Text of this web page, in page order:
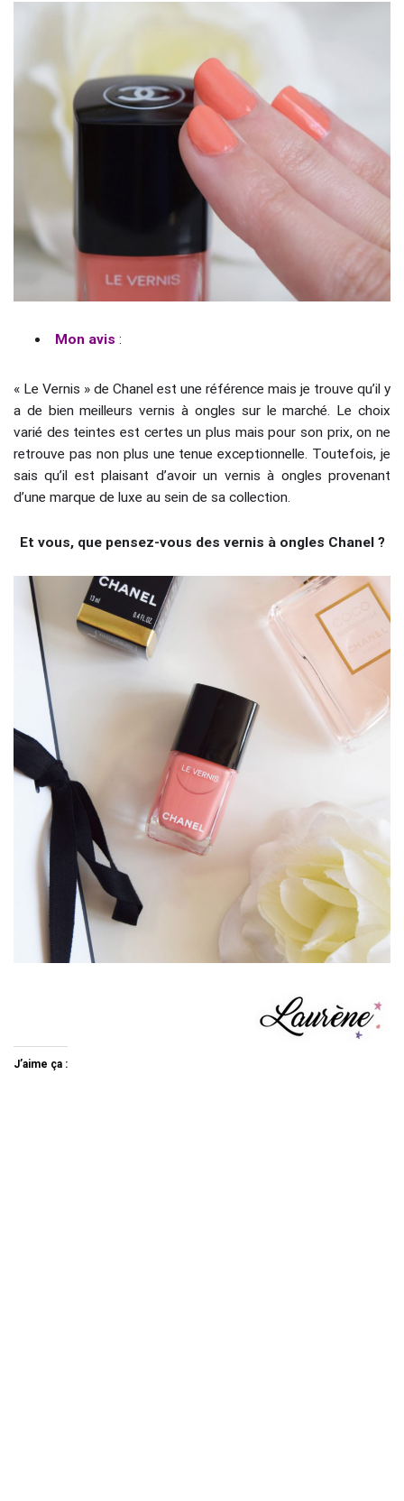
Mon avis :
« Le Vernis » de Chanel est une référence mais je trouve qu’il y
a de bien meilleurs vernis à ongles sur le marché. Le choix
varié des teintes est certes un plus mais pour son prix, on ne
retrouve pas non plus une tenue exceptionnelle. Toutefois, je
sais qu’il est plaisant d’avoir un vernis à ongles provenant
d’une marque de luxe au sein de sa collection.
Et vous, que pensez-vous des vernis à ongles Chanel ?
J’aime ça :